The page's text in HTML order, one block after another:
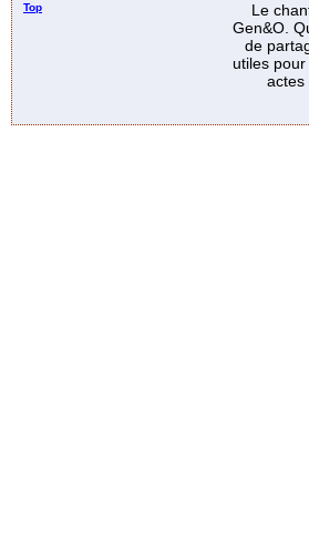
Top
Le
Gen&O.
de
utiles
actes